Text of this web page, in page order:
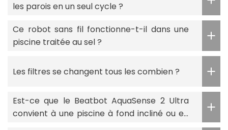
les parois en un seul cycle ?
Ce robot sans fil fonctionne-t-il dans une
piscine traitée au sel ?
Les filtres se changent tous les combien ?
Est-ce que le Beatbot AquaSense 2 Ultra
convient à une piscine à fond incliné ou en